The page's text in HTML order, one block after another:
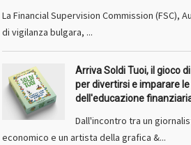
La Financial Supervision Commission (FSC),
di vigilanza bulgara, ...
Arriva Soldi Tuoi, il gioco
per divertirsi e imparare
dell'educazione
Dall'incontro tra un
economico e un artista della grafica &...